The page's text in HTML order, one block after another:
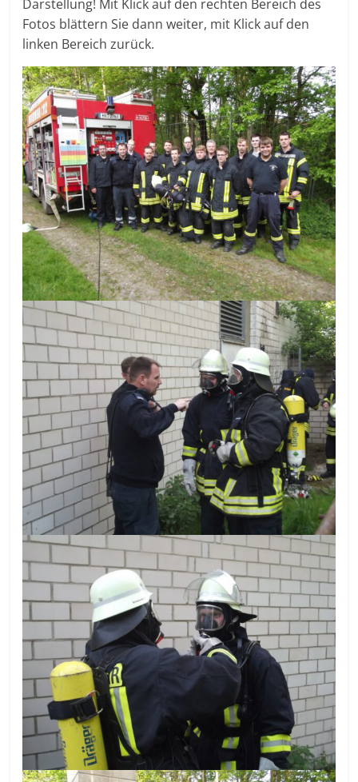
Darstellung! Mit Klick auf den rechten Bereich des
Fotos blättern Sie dann weiter, mit Klick auf den
linken Bereich zurück.